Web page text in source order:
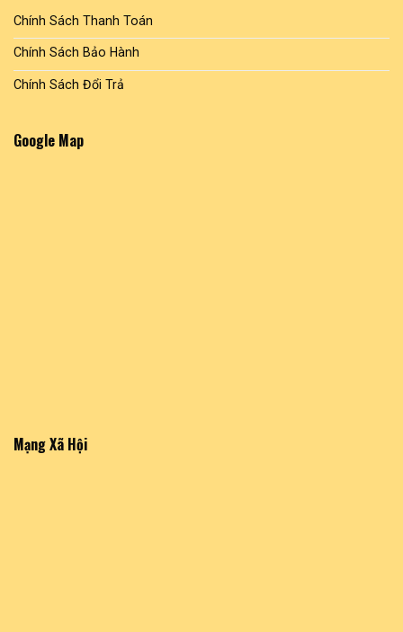
Chính Sách Thanh Toán
Chính Sách Bảo Hành
Chính Sách Đổi Trả
Google Map
Mạng Xã Hội